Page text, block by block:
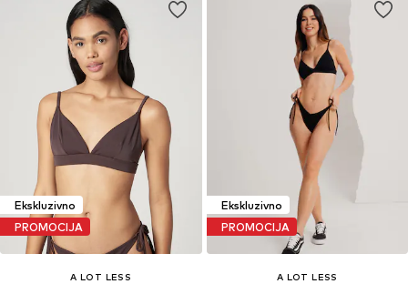
Ekskluzivno
PROMOCIJA
A LOT LESS
Ekskluzivno
PROMOCIJA
A LOT LESS